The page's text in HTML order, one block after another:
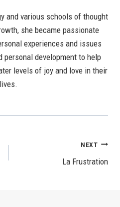
and various schools of thought
she became passionate
experiences and issues
development to help
levels of joy and love in their
lives.
NEXT
La Frustration